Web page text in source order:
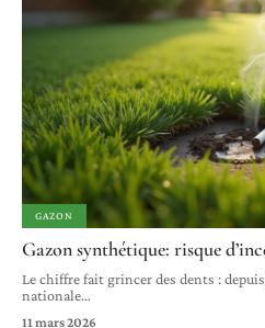
GAZON
Gazon synthétique: risque
Le chiffre fait grincer des dents :
nationale…
11 mars 2026